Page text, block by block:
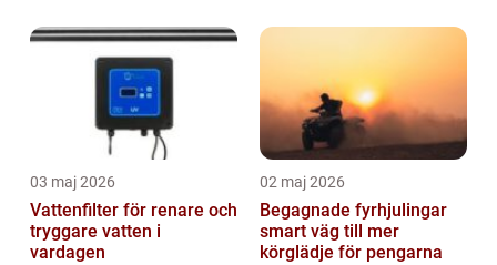
03 maj 2026
Vattenfilter för renare och
tryggare vatten i
vardagen
02 maj 2026
Begagnade fyrhjulingar
smart väg till mer
körglädje för pengarna